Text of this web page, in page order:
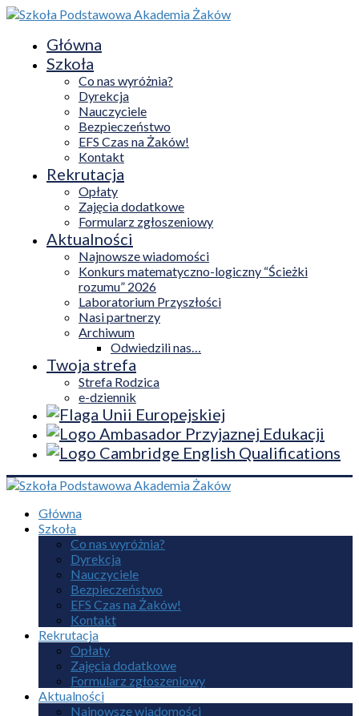
Główna
Szkoła
Co nas wyróżnia?
Dyrekcja
Nauczyciele
Bezpieczeństwo
EFS Czas na Żaków!
Kontakt
Rekrutacja
Opłaty
Zajęcia dodatkowe
Formularz zgłoszeniowy
Aktualności
Najnowsze wiadomości
Konkurs matematyczno-logiczny “Ścieżki
rozumu” 2026
Laboratorium Przyszłości
Nasi partnerzy
Archiwum
Odwiedzili nas…
Twoja strefa
Strefa Rodzica
e-dziennik
Główna
Szkoła
Co nas wyróżnia?
Dyrekcja
Nauczyciele
Bezpieczeństwo
EFS Czas na Żaków!
Kontakt
Rekrutacja
Opłaty
Zajęcia dodatkowe
Formularz zgłoszeniowy
Aktualności
Najnowsze wiadomości